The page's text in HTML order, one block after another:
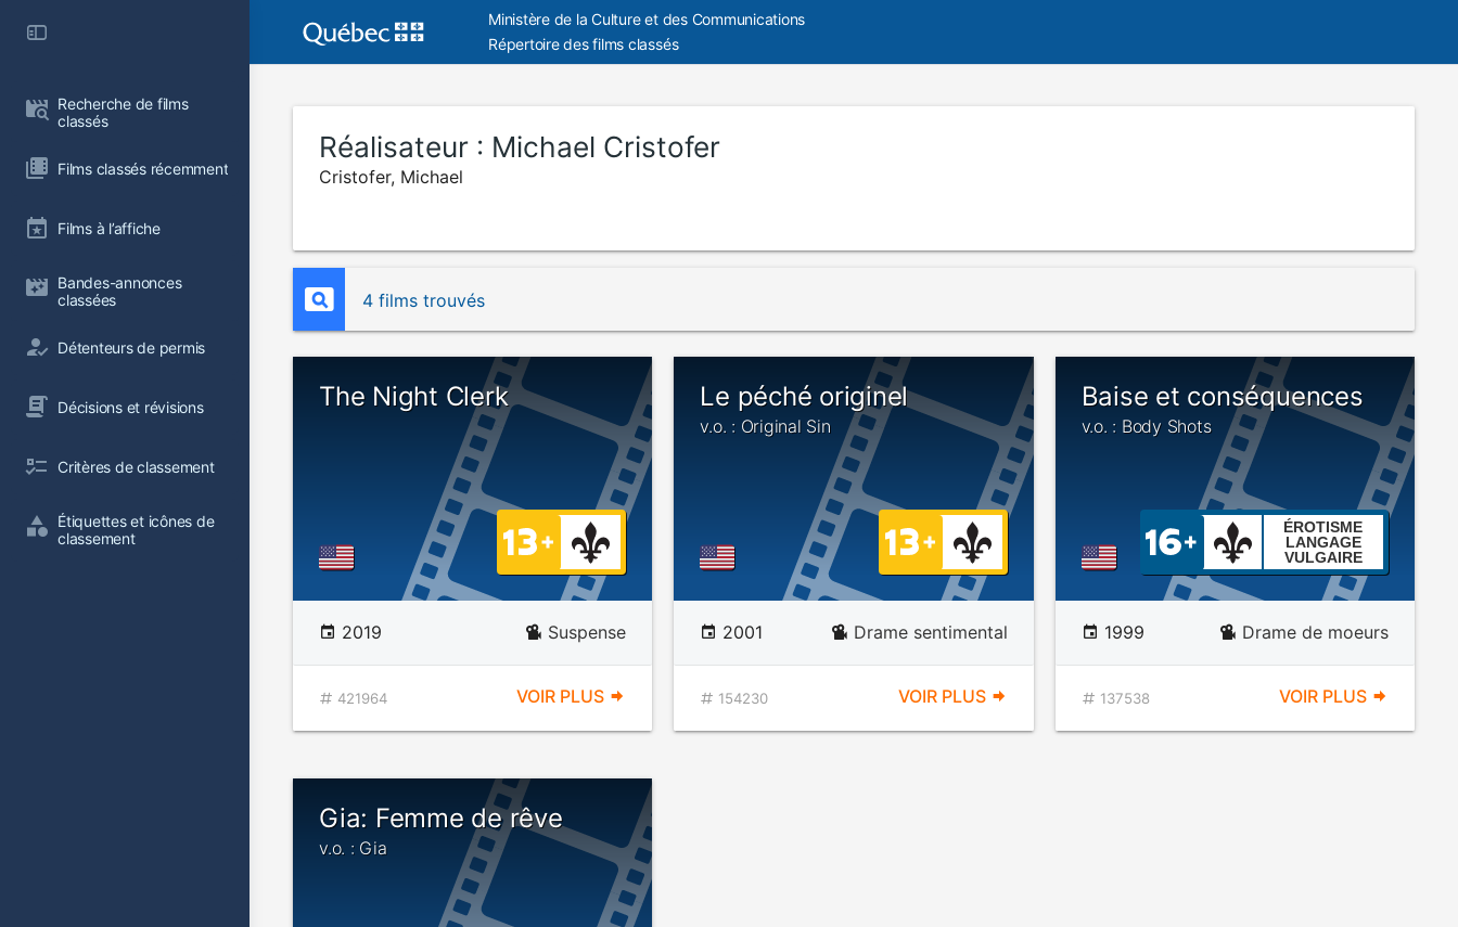
Recherche de films
classés
Films classés récemment
Films à l’affiche
Bandes-annonces
classées
Détenteurs de permis
Décisions et révisions
Critères de classement
Étiquettes et icônes de
classement
Ministère de la Culture et des Communications
Répertoire des films classés
Réalisateur : Michael Cristofer
Cristofer, Michael
4 films trouvés
The Night Clerk
2019 Suspense
421964 VOIR PLUS
Le péché originel
v.o. : Original Sin
2001 Drame sentimental
154230 VOIR PLUS
Baise et conséquences
v.o. : Body Shots
ÉROTISME
LANGAGE
VULGAIRE
1999 Drame de moeurs
137538 VOIR PLUS
Gia: Femme de rêve
v.o. : Gia